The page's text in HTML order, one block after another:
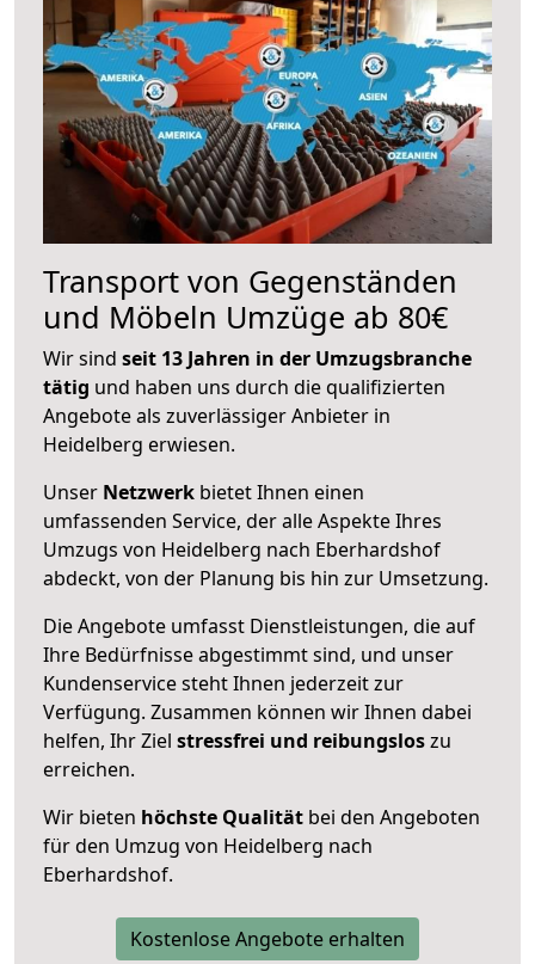
Transport von Gegenständen
und Möbeln Umzüge ab 80€
Wir sind seit 13 Jahren in der Umzugsbranche
tätig und haben uns durch die qualifizierten
Angebote als zuverlässiger Anbieter in
Heidelberg erwiesen.
Unser Netzwerk bietet Ihnen einen
umfassenden Service, der alle Aspekte Ihres
Umzugs von Heidelberg nach Eberhardshof
abdeckt, von der Planung bis hin zur Umsetzung.
Die Angebote umfasst Dienstleistungen, die auf
Ihre Bedürfnisse abgestimmt sind, und unser
Kundenservice steht Ihnen jederzeit zur
Verfügung. Zusammen können wir Ihnen dabei
helfen, Ihr Ziel stressfrei und reibungsloszu
erreichen.
Wir bieten höchste Qualität bei den Angeboten
für den Umzug von Heidelberg nach
Eberhardshof.
Kostenlose Angebote erhalten